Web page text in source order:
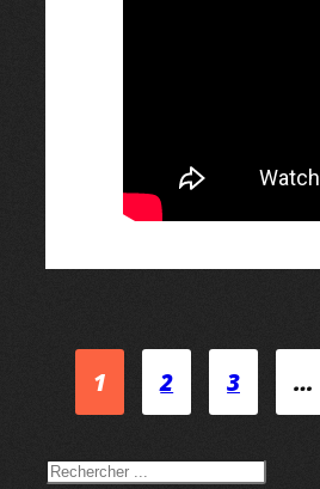
1 2 3 …
RECHERCHER